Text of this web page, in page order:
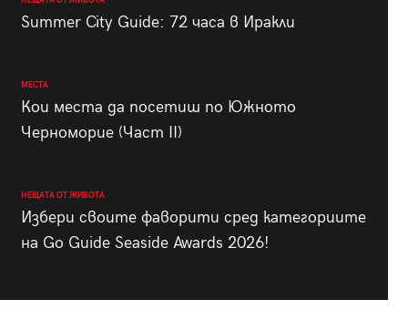
Summer City Guide: 72 часа в Иракли
МЕСТА
Кои места да посетиш по Южното
Черноморие (Част II)
НЕЩАТА ОТ ЖИВОТА
Избери своите фаворити сред категориите
на Go Guide Seaside Awards 2026!